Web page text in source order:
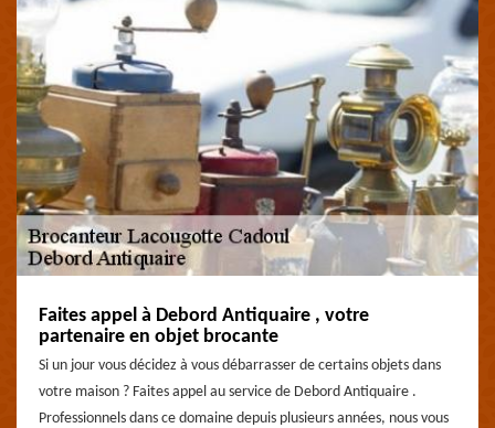
Faites appel à Debord Antiquaire , votre
partenaire en objet brocante
Si un jour vous décidez à vous débarrasser de certains objets dans
votre maison ? Faites appel au service de Debord Antiquaire .
Professionnels dans ce domaine depuis plusieurs années, nous vous